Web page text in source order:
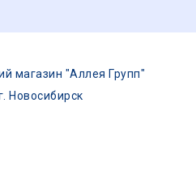
магазин "Аллея Групп"
Новосибирск